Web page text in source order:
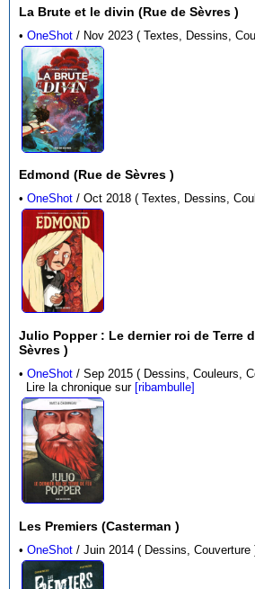
La Brute et le divin (Rue de Sèvres )
•OneShot
Edmond (Rue de Sèvres )
•OneShot
Julio Popper : Le dernier roi de Terre
Sèvres )
•OneShot
/ Sep 2015 ( Dessins,
Lire la chronique sur [ribambulle]
Les Premiers (Casterman )
•OneShot / Juin 2014 ( Dessins,